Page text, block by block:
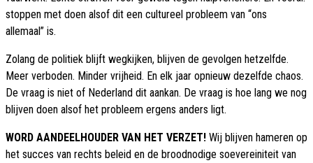
stoppen met doen alsof dit een cultureel probleem van “ons
allemaal” is.
Zolang de politiek blijft wegkijken, blijven de gevolgen hetzelfde.
Meer verboden. Minder vrijheid. En elk jaar opnieuw dezelfde chaos.
De vraag is niet of Nederland dit aankan. De vraag is hoe lang we nog
blijven doen alsof het probleem ergens anders ligt.
WORD AANDEELHOUDER VAN HET VERZET! Wij blijven hameren op
het succes van rechts beleid en de broodnodige soevereiniteit van